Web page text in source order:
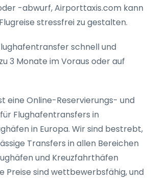
-abwurf, Airporttaxis.com kann
stressfrei zu gestalten.
schnell und
3 Monate im Voraus oder auf
eine Online-Reservierungs- und
Flughafentransfers in
in Europa. Wir sind bestrebt,
Transfers in allen Bereichen
und Kreuzfahrthäfen
Preise sind wettbewerbsfähig, und